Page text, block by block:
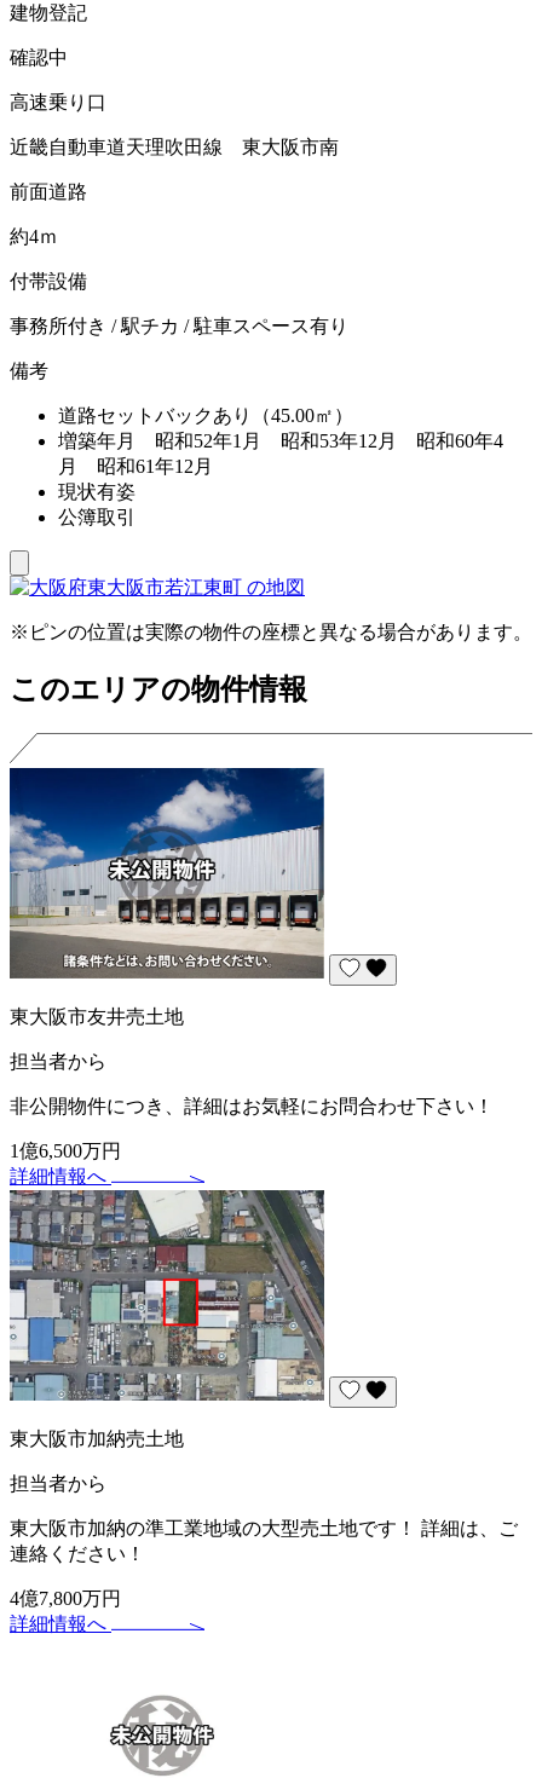
建物登記
確認中
高速乗り口
近畿自動車道天理吹田線 東大阪市南
前面道路
約4ｍ
付帯設備
事務所付き / 駅チカ / 駐車スペース有り
備考
道路セットバックあり（45.00㎡）
増築年月 昭和52年1月 昭和53年12月 昭和60年4
月 昭和61年12月
現状有姿
公簿取引
※ピンの位置は実際の物件の座標と異なる場合があります。
このエリアの物件情報
東大阪市友井売土地
担当者から
非公開物件につき、詳細はお気軽にお問合わせ下さい！
1億6,500万円
詳細情報へ
東大阪市加納売土地
担当者から
東大阪市加納の準工業地域の大型売土地です！ 詳細は、ご
連絡ください！
4億7,800万円
詳細情報へ